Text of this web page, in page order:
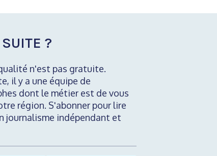
?
n'est pas gratuite.
il y a une équipe de
dont le métier est de vous
région. S'abonner pour lire
journalisme indépendant et